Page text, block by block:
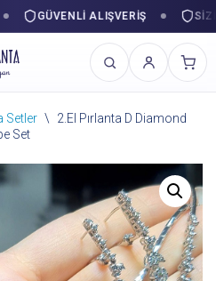
GÜVENLI ALIŞVERIŞ
Setler \
2.El Pırlanta D Diamond
Set